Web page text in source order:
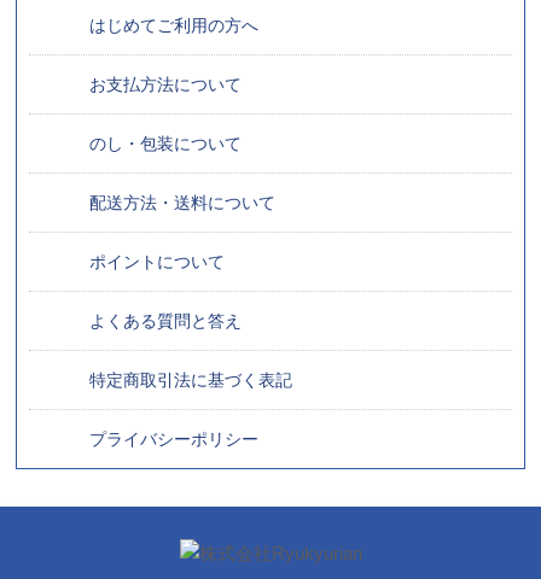
はじめてご利用の方へ
お支払方法について
のし・包装について
配送方法・送料について
ポイントについて
よくある質問と答え
特定商取引法に基づく表記
プライバシーポリシー